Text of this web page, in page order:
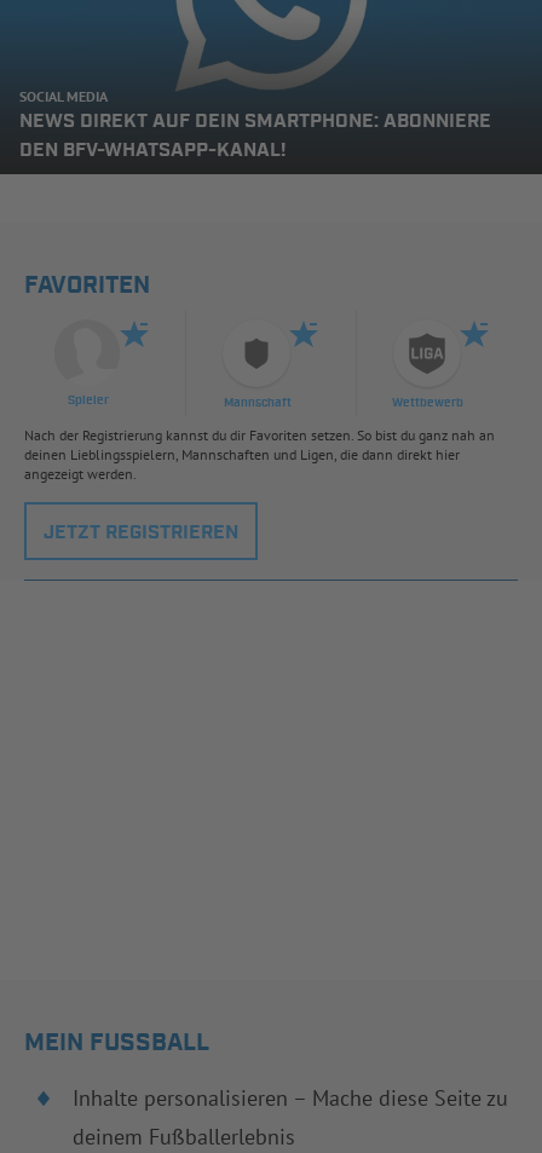
SOCIAL MEDIA
NEWS DIREKT AUF DEIN SMARTPHONE: ABONNIERE
DEN BFV-WHATSAPP-KANAL!
FAVORITEN
Spieler Mannschaft Wettbewerb
Nach der Registrierung kannst du dir Favoriten setzen. So bist du ganz nah an
deinen Lieblingsspielern, Mannschaften und Ligen, die dann direkt hier
angezeigt werden.
JETZT REGISTRIEREN
MEIN FUSSBALL
Inhalte personalisieren – Mache diese Seite zu
deinem Fußballerlebnis